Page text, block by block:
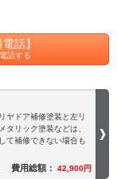
電話】
話する
ヤドア補修塗装と左リ
タリック塗装などは、
て補修できない場合も
費用総額： 42,900円